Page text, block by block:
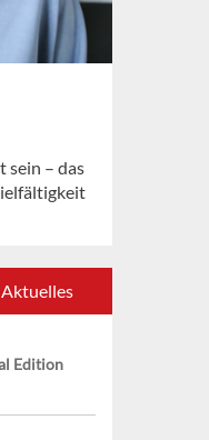
sein – das
Aktuelles
Edition